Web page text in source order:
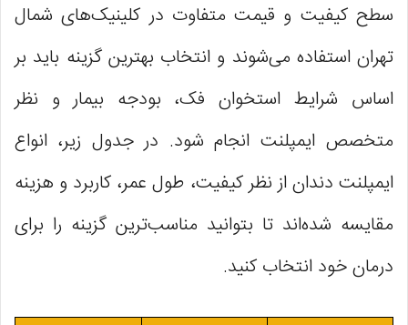
سطح کیفیت و قیمت متفاوت در کلینیک‌های شمال
تهران استفاده می‌شوند و انتخاب بهترین گزینه باید بر
اساس شرایط استخوان فک، بودجه بیمار و نظر
متخصص ایمپلنت انجام شود. در جدول زیر، انواع
ایمپلنت دندان از نظر کیفیت، طول عمر، کاربرد و هزینه
مقایسه شده‌اند تا بتوانید مناسب‌ترین گزینه را برای
درمان خود انتخاب کنید.